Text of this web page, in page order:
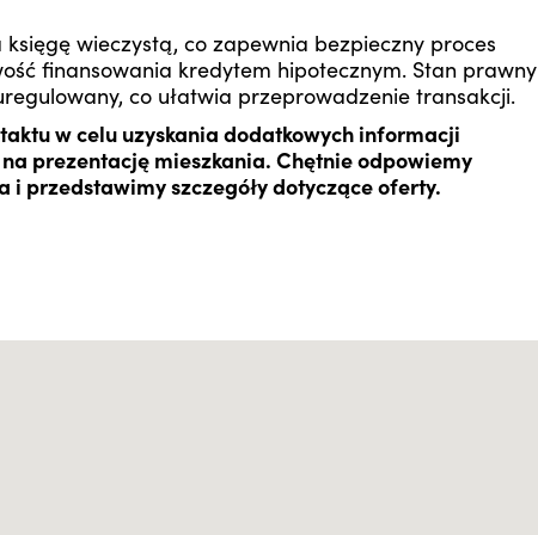
wieczystą, co zapewnia bezpieczny proces
finansowania kredytem hipotecznym. Stan prawny
co ułatwia przeprowadzenie transakcji.
w celu uzyskania dodatkowych informacji
prezentację mieszkania. Chętnie odpowiemy
i przedstawimy szczegóły dotyczące oferty.